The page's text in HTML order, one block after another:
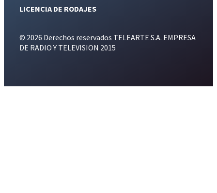
LICENCIA DE RODAJES
© 2026 Derechos reservados TELEARTE S.A. EMPRESA
DE RADIO Y TELEVISION 2015